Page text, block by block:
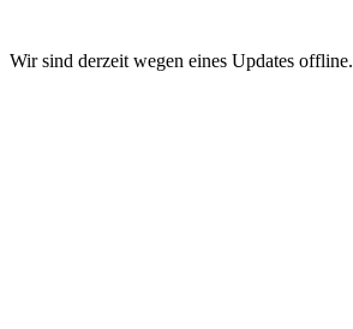
Wir sind derzeit wegen eines Updates offline.